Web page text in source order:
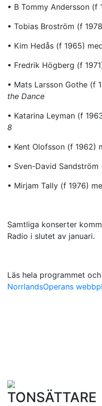
• B Tommy Andersson (f
• Tobias Broström (f
• Kim Hedås (f 1965)
• Fredrik Högberg (f
• Mats Larsson Gothe (f
the Dance
• Katarina Leyman (f
8
• Kent Olofsson (f 1962)
• Sven-David Sandström
• Mirjam Tally (f 1976)
Samtliga konserter
Radio i slutet av januari.
Läs hela programmet
NorrlandsOperans
TONSÄTTARE